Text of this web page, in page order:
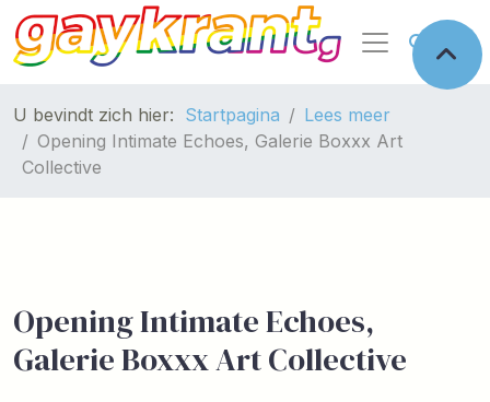
U bevindt zich hier: Startpagina
Lees meer
Opening Intimate Echoes, Galerie Boxxx Art
Collective
Opening Intimate Echoes,
Galerie Boxxx Art Collective